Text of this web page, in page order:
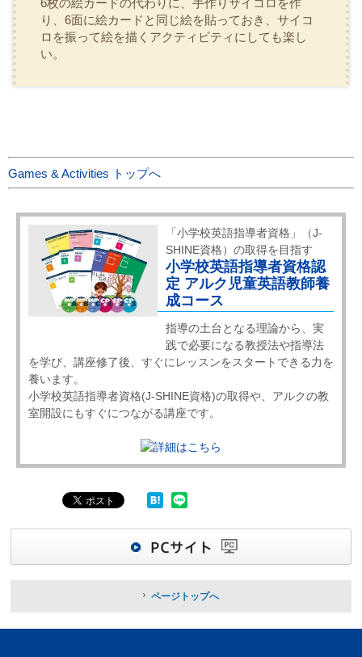
6枚の絵カードの代わりに、手作りサイコロを作
り、6面に絵カードと同じ絵を貼っておき、サイコ
ロを振って絵を描くアクティビティにしても楽し
い。
Games & Activities トップへ
「小学校英語指導者資格」（J-
SHINE資格）の取得を目指す
小学校英語指導者資格認
定 アルク児童英語教師養
成コース
指導の土台となる理論から、実
践で必要になる教授法や指導法
を学び、講座修了後、すぐにレッスンをスタートできる力を
養います。
小学校英語指導者資格(J-SHINE資格)の取得や、アルクの教
室開設にもすぐにつながる講座です。
ページトップへ